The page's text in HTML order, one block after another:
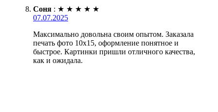
Соня : ★ ★ ★ ★ ★
07.07.2025
Максимально довольна своим опытом. Заказала
печать фото 10х15, оформление понятное и
быстрое. Картинки пришли отличного качества,
как и ожидала.